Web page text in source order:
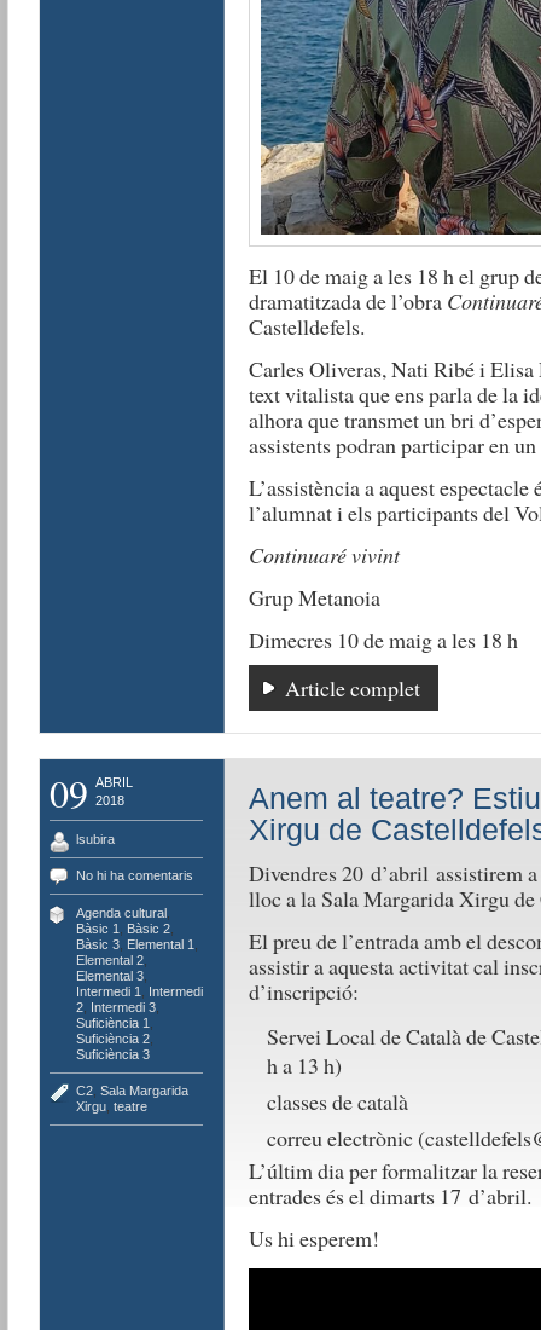
El 10 de maig a les 18 h el grup
dramatitzada de l’obra
Castelldefels.
Carles Oliveras, Nati Ribé i Elisa
text vitalista que ens parla de la
alhora que transmet un bri
assistents podran participar en
L’assistència a aquest
l’alumnat i els participants del
Continuaré vivint
Grup Metanoia
Dimecres 10 de maig a les 18 h
Article complet
09 ABRIL
2018
lsubira
No hi ha comentaris
Agenda cultural,
Bàsic 1
Bàsic 2,
Bàsic 3, Elemental 1
Elemental 2,
Elemental 3,
Intermedi 1
Intermedi
2, Intermedi 3,
Suficiència 1
Suficiència 2,
Suficiència 3
C2, Sala Margarida
Xirgu, teatre
Anem al teatre?
Xirgu de
Divendres 20 d’abril assistirem
lloc a la Sala Margarida Xirgu de
El preu de l’entrada amb el
assistir a aquesta activitat cal
d’inscripció:
Servei Local de Català de
h a 13 h)
classes de català
correu electrònic
L’últim dia per formalitzar la
entrades és el dimarts 17 d’abril.
Us hi esperem!